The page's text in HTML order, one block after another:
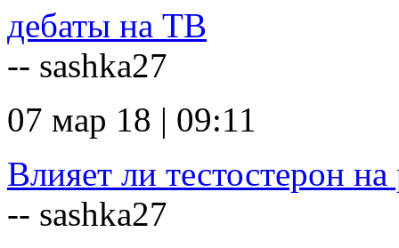
дебаты на ТВ
-- sashka27
07 мар 18 | 09:11
Влияет ли тестостерон на
-- sashka27